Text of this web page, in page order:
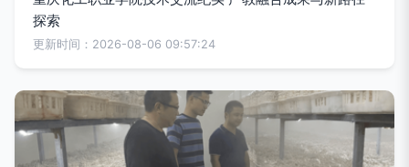
探索
更新时间：2026-08-06 09:57:24